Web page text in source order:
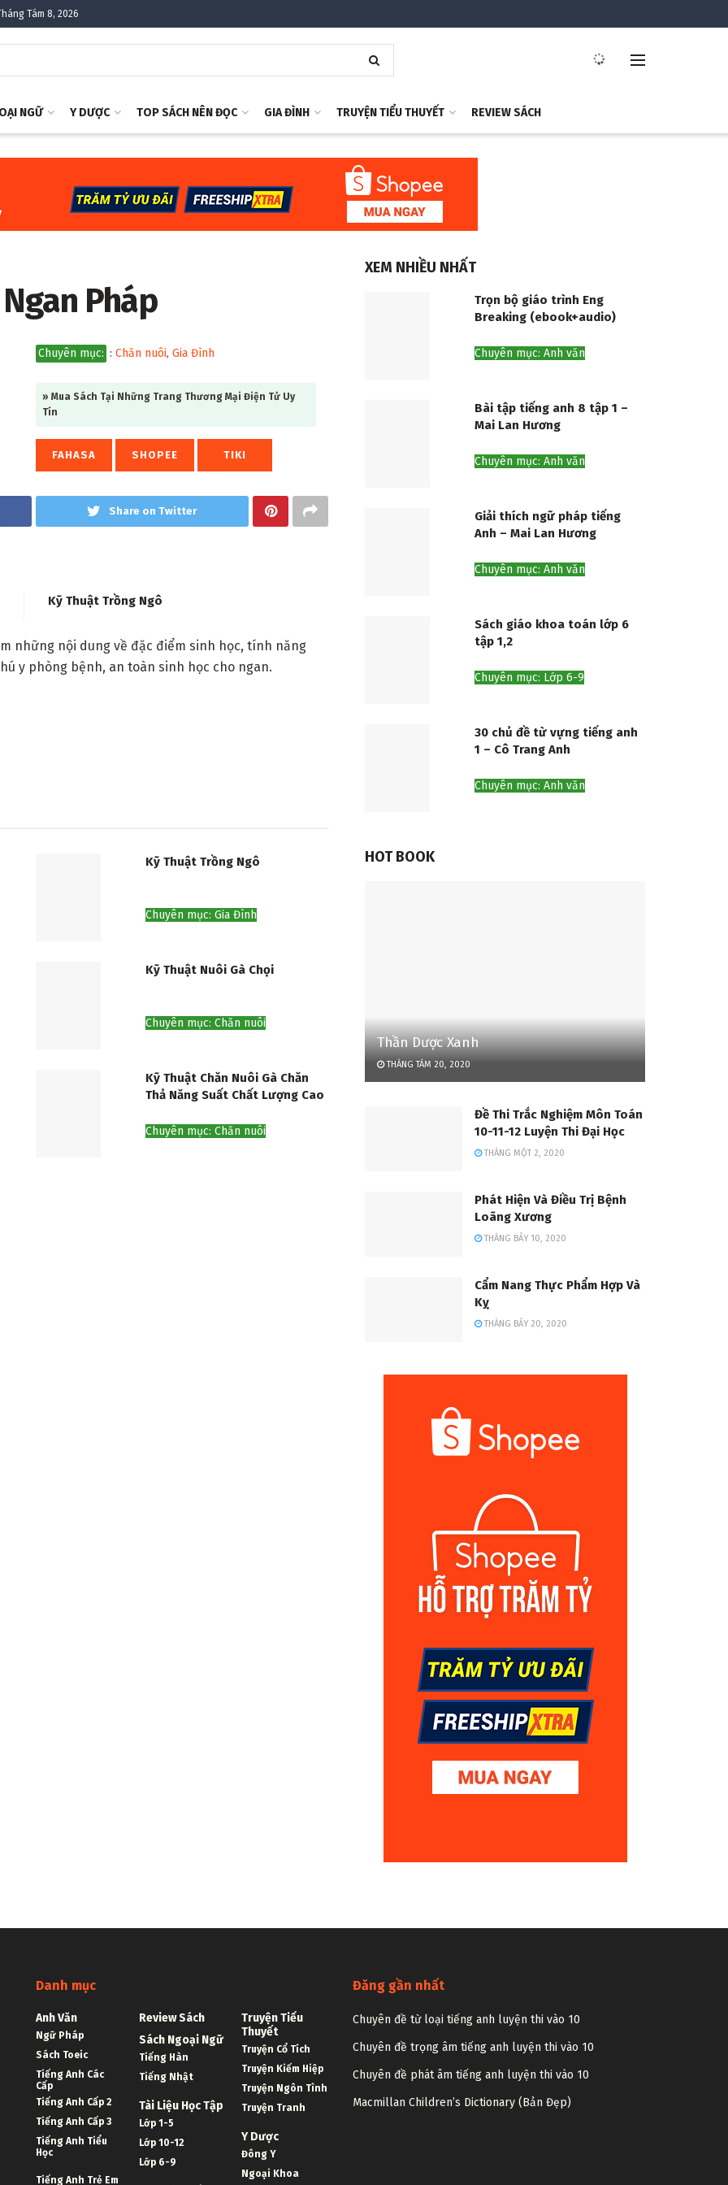
Tám 8, 2026
NGỮ Y DƯỢC TOP SÁCH NÊN ĐỌC GIA ĐÌNH TRUYỆN TIỂU THUYẾT REVIEW SÁCH
Pháp
Chuyên mục: : Chăn nuôi, Gia Đình
» Mua Sách Tại Những Trang Thương Mại Điện Tử Uy
Tín
FAHASA SHOPEE TIKI
Share on Twitter
Kỹ Thuật Trồng Ngô
những nội dung về đặc điểm sinh học, tính năng
y phòng bệnh, an toàn sinh học cho ngan.
Kỹ Thuật Trồng Ngô
Chuyên mục: Gia Đình
Kỹ Thuật Nuôi Gà Chọi
Chuyên mục: Chăn nuôi
Kỹ Thuật Chăn Nuôi Gà Chăn
Thả Năng Suất Chất Lượng Cao
Chuyên mục: Chăn nuôi
XEM NHIỀU NHẤT
Trọn bộ giáo trình Eng
Breaking (ebook+audio)
Chuyên mục: Anh văn
Bài tập tiếng anh 8 tập 1 –
Mai Lan Hương
Chuyên mục: Anh văn
Giải thích ngữ pháp tiếng
Anh – Mai Lan Hương
Chuyên mục: Anh văn
Sách giáo khoa toán lớp 6
tập 1,2
Chuyên mục: Lớp 6-9
30 chủ đề từ vựng tiếng anh
1 – Cô Trang Anh
Chuyên mục: Anh văn
HOT BOOK
Thần Dược Xanh
THÁNG TÁM 20, 2020
Đề Thi Trắc Nghiệm Môn Toán
10-11-12 Luyện Thi Đại Học
THÁNG MỘT 2, 2020
Phát Hiện Và Điều Trị Bệnh
Loãng Xương
THÁNG BẢY 10, 2020
Cẩm Nang Thực Phẩm Hợp Và
Kỵ
THÁNG BẢY 20, 2020
Danh mục
Anh Văn
Ngữ Pháp
Sách Toeic
Tiếng Anh Các
Cấp
Tiếng Anh Cấp 2
Tiếng Anh Cấp 3
Tiếng Anh Tiểu
Học
Tiếng Anh Trẻ Em
Review Sách
Sách Ngoại Ngữ
Tiếng Hàn
Tiếng Nhật
Tài Liệu Học Tập
Lớp 1-5
Lớp 10-12
Lớp 6-9
Truyện Tiểu
Thuyết
Truyện Cổ Tích
Truyện Kiếm Hiệp
Truyện Ngôn Tình
Truyện Tranh
Y Dược
Đông Y
Ngoại Khoa
Đăng gần nhất
Chuyên đề từ loại tiếng anh luyện thi vào 10
Chuyên đề trọng âm tiếng anh luyện thi vào 10
Chuyên đề phát âm tiếng anh luyện thi vào 10
Macmillan Children’s Dictionary (Bản Đẹp)